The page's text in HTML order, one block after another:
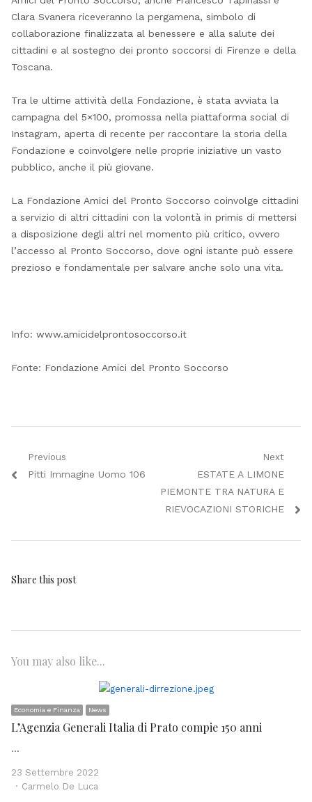
Clara Svanera riceveranno la pergamena, simbolo di
collaborazione finalizzata al benessere e alla salute dei
cittadini e al sostegno dei pronto soccorsi di Firenze e della
Toscana.
Tra le ultime attività della Fondazione, è stata avviata la
campagna del 5×100, promossa nella piattaforma social di
Instagram, aperta di recente per raccontare la storia della
Fondazione e coinvolgere nelle proprie iniziative un vasto
pubblico, anche il più giovane.
La Fondazione Amici del Pronto Soccorso coinvolge cittadini
a servizio di altri cittadini con la volontà in primis di mettersi
a disposizione degli altri nel momento più critico, ovvero
l’accesso al Pronto Soccorso, dove ogni istante può essere
prezioso e fondamentale per salvare anche solo una vita.
Info: www.amicidelprontosoccorso.it
Fonte: Fondazione Amici del Pronto Soccorso
Navigazione
articoli
Previous
Previous
Pitti Immagine Uomo 106
Next
Next
post:
ESTATE A LIMONE
PIEMONTE TRA NATURA E
RIEVOCAZIONI STORICHE
Share this post
You may also like...
Economia e Finanza News
L’Agenzia Generali Italia di Prato compie 150 anni
…
23 Settembre 2022
Author
Carmelo De Luca